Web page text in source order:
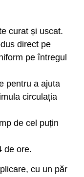
curat și uscat.
direct pe
pe întregul
pentru a ajuta
circulația
de cel puțin
de ore.
cu un păr